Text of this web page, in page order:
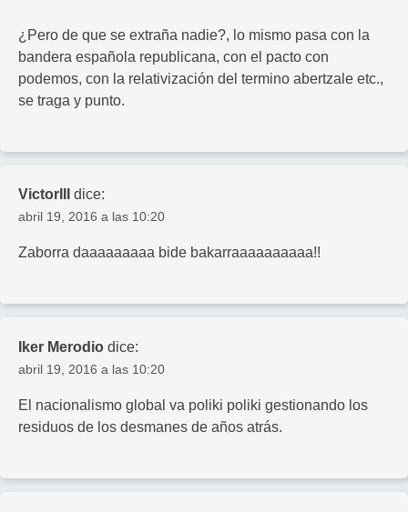
¿Pero de que se extraña nadie?, lo mismo pasa con la
bandera española republicana, con el pacto con
podemos, con la relativización del termino abertzale etc.,
se traga y punto.
VictorIII dice:
abril 19, 2016 a las 10:20
Zaborra daaaaaaaaa bide bakarraaaaaaaaaa!!
Iker Merodio dice:
abril 19, 2016 a las 10:20
El nacionalismo global va poliki poliki gestionando los
residuos de los desmanes de años atrás.